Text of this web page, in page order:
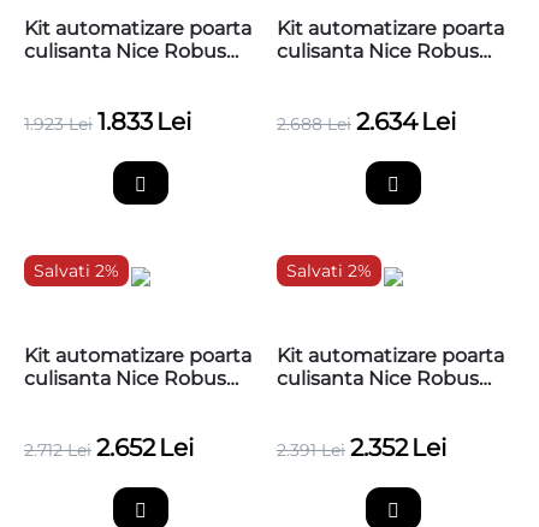
Kit automatizare poarta
culisanta Nice Robus
1.923 Lei 1.833 Lei
Kit automatizare poarta
culisanta Nice Robus
teflonata
2.688 Lei 2.634 Lei
Salvati 2%
Kit automatizare poarta
culisanta Nice Robus
RBS400BDKCE
2.712 Lei 2.652 Lei
Salvati 2%
Kit automatizare poarta
culisanta Nice Robus
2.391 Lei 2.352 Lei